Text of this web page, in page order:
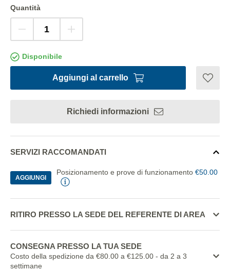
Quantità
Disponibile
Aggiungi al carrello
Richiedi informazioni
SERVIZI RACCOMANDATI
AGGIUNGI
Posizionamento e prove di funzionamento €50.00
RITIRO PRESSO LA SEDE DEL REFERENTE DI AREA
CONSEGNA PRESSO LA TUA SEDE
Costo della spedizione da €80.00 a €125.00 - da 2 a 3
settimane